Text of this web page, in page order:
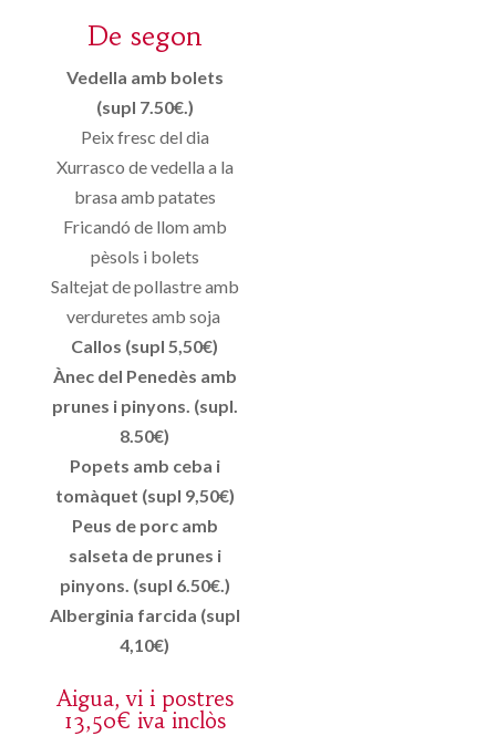
De segon
Vedella amb bolets
(supl 7.50€.)
Peix fresc del dia
Xurrasco de vedella a la
brasa amb patates
Fricandó de llom amb
pèsols i bolets
Saltejat de pollastre amb
verduretes amb soja
Callos (supl 5,50€)
Ànec del Penedès amb
prunes i pinyons. (supl.
8.50€)
Popets amb ceba i
tomàquet (supl 9,50€)
Peus de porc amb
salseta de prunes i
pinyons. (supl 6.50€.)
Alberginia farcida (supl
4,10€)
Aigua, vi i postres
13,50€ iva inclòs